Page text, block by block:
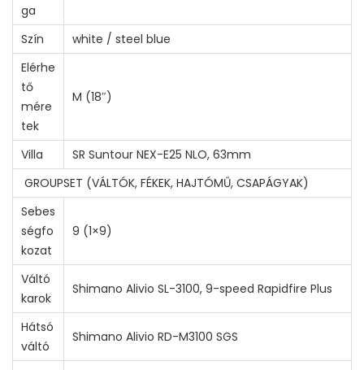
ga
Szín
white / steel blue
Elérhe
tő
mére
tek
M (18″)
Villa
SR Suntour NEX-E25 NLO, 63mm
GROUPSET (VÁLTÓK, FÉKEK, HAJTÓMŰ, CSAPÁGYAK)
Sebes
ségfo
kozat
9 (1×9)
Váltó
karok
Shimano Alivio SL-3100, 9-speed Rapidfire Plus
Hátsó
váltó
Shimano Alivio RD-M3100 SGS